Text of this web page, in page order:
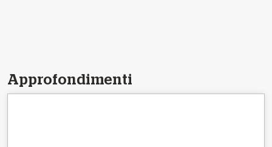
Approfondimenti